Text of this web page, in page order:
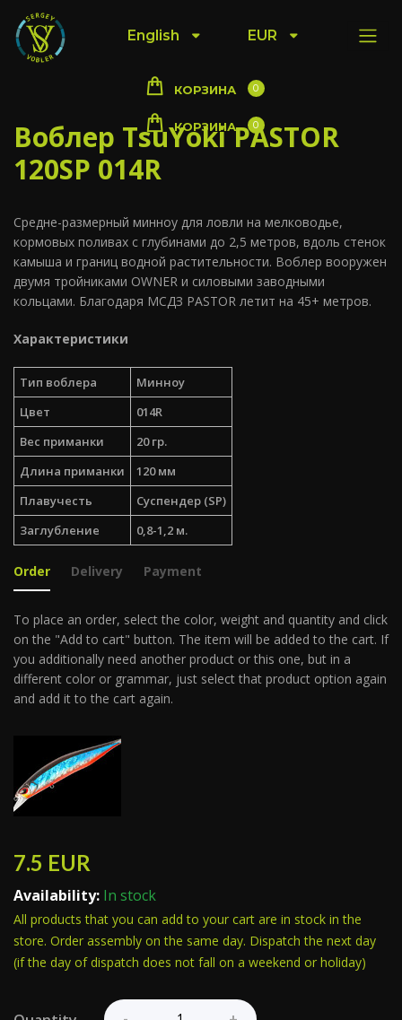
English EUR
КОРЗИНА 0
КОРЗИНА 0
Воблер TsuYoki PASTOR
120SP 014R
Средне-размерный минноу для ловли на мелководье,
кормовых поливах с глубинами до 2,5 метров, вдоль стенок
камыша и границ водной растительности. Воблер вооружен
двумя тройниками OWNER и силовыми заводными
кольцами. Благодаря МСДЗ PASTOR летит на 45+ метров.
Характеристики
Тип воблера
Минноу
Цвет
014R
Вес приманки
20 гр.
Длина приманки
120 мм
Плавучесть
Суспендер (SP)
Заглубление
0,8-1,2 м.
Order Delivery Payment
To place an order, select the color, weight and quantity and click
on the "Add to cart" button. The item will be added to the cart. If
you additionally need another product or this one, but in a
different color or grammar, just select that product option again
and add it to the cart again.
7.5 EUR
Availability: In stock
All products that you can add to your cart are in stock in the
store. Order assembly on the same day. Dispatch the next day
(if the day of dispatch does not fall on a weekend or holiday)